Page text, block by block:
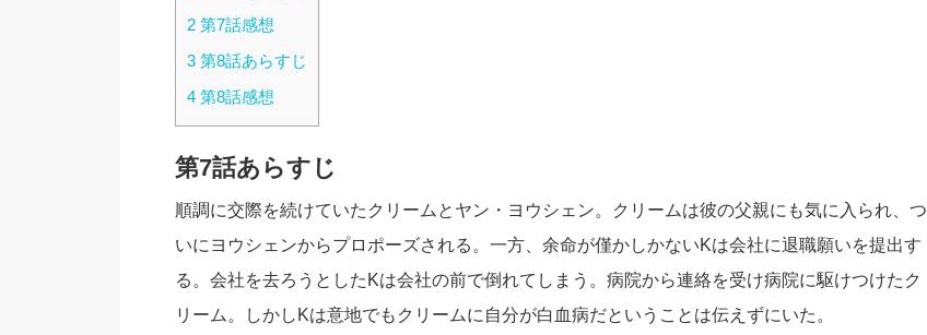
2第7話感想
3第8話あらすじ
4第8話感想
第7話あらすじ
順調に交際を続けていたクリームとヤン・ヨウシェン。クリームは彼の父親にも気に入られ、つ
いにヨウシェンからプロポーズされる。一方、余命が僅かしかないKは会社に退職願いを提出す
る。会社を去ろうとしたKは会社の前で倒れてしまう。病院から連絡を受け病院に駆けつけたク
リーム。しかしKは意地でもクリームに自分が白血病だということは伝えずにいた。